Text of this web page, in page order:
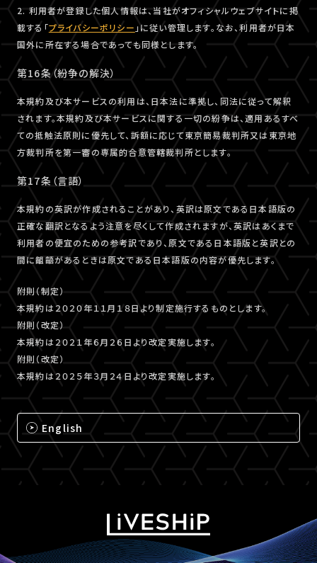
2. 利用者が登録した個人情報は、当社がオフィシャルウェブサイトに掲
載する「プライバシーポリシー 」に従い管理します。なお、利用者が日本
国外に所在する場合であっても同様とします。
第16条（紛争の解決）
本規約及び本サービスの利用は、日本法に準拠し、同法に従って解釈
されます。本規約及び本サービスに関する一切の紛争は、適用あるすべ
ての抵触法原則に優先して、訴額に応じて東京簡易裁判所又は東京地
方裁判所を第一審の専属的合意管轄裁判所とします。
第17条（言語）
本規約の英訳が作成されることがあり、英訳は原文である日本語版の
正確な翻訳となるよう注意を尽くして作成されますが、英訳はあくまで
利用者の便宜のための参考訳であり、原文である日本語版と英訳との
間に齟齬があるときは原文である日本語版の内容が優先します。
附則（制定）
本規約は２０２０年１１月１８日より制定施行するものとします。
附則（改定）
本規約は２０２１年６月２６日より改定実施します。
附則（改定）
本規約は２０２５年３月２４日より改定実施します。
English